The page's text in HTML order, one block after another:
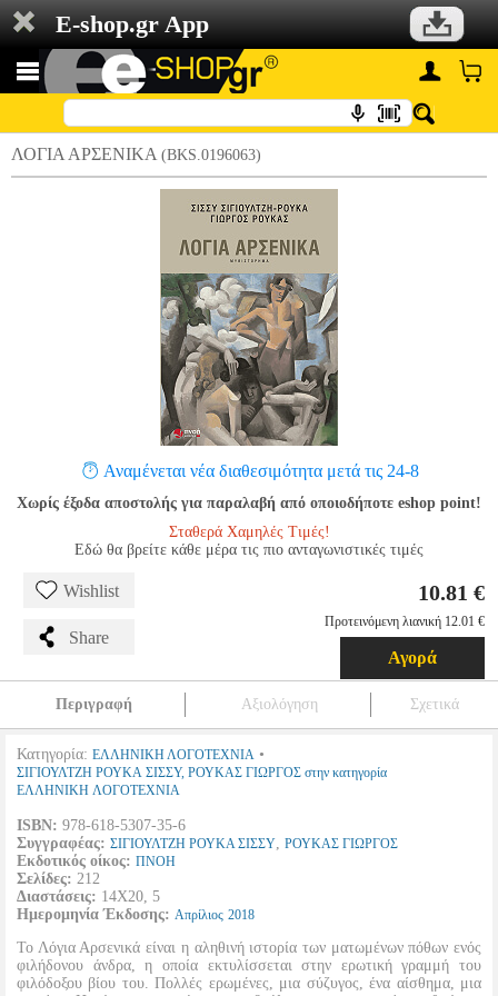
E-shop.gr App
ΛΟΓΙΑ ΑΡΣΕΝΙΚΑ (BKS.0196063)
Αναμένεται νέα διαθεσιμότητα μετά τις 24-8
Χωρίς έξοδα αποστολής για παραλαβή από οποιοδήποτε eshop point!
Σταθερά Χαμηλές Τιμές!
Εδώ θα βρείτε κάθε μέρα τις πιο ανταγωνιστικές τιμές
Wishlist
Share
10.81 €
Προτεινόμενη λιανική 12.01 €
Αγορά
Περιγραφή Αξιολόγηση Σχετικά
Κατηγορία: ΕΛΛΗΝΙΚΗ ΛΟΓΟΤΕΧΝΙΑ •
ΣΙΓΙΟΥΛΤΖΗ ΡΟΥΚΑ ΣΙΣΣΥ, ΡΟΥΚΑΣ ΓΙΩΡΓΟΣ στην κατηγορία
ΕΛΛΗΝΙΚΗ ΛΟΓΟΤΕΧΝΙΑ
ISBN: 978-618-5307-35-6
Συγγραφέας: ΣΙΓΙΟΥΛΤΖΗ ΡΟΥΚΑ ΣΙΣΣΥ, ΡΟΥΚΑΣ ΓΙΩΡΓΟΣ
Εκδοτικός οίκος: ΠΝΟΗ
Σελίδες: 212
Διαστάσεις: 14Χ20, 5
Ημερομηνία Έκδοσης: Απρίλιος 2018
Το Λόγια Αρσενικά είναι η αληθινή ιστορία των ματωμένων πόθων ενός
φιλήδονου άνδρα, η οποία εκτυλίσσεται στην ερωτική γραμμή του
φιλόδοξου βίου του. Πολλές ερωμένες, μια σύζυγος, ένα αίσθημα, μια